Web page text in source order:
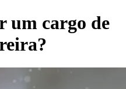
um cargo de